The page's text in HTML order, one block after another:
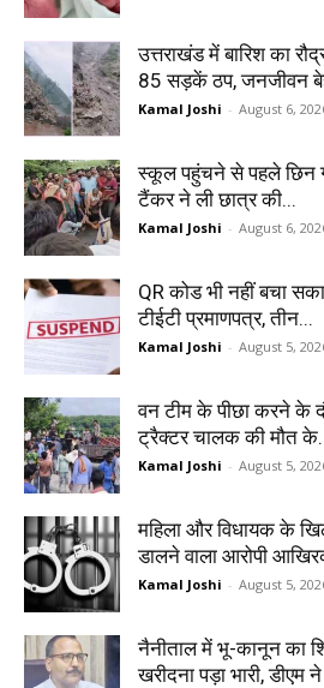
उत्तराखंड में बारिश का
85 सड़कें ठप, जनजीवन
Kamal Joshi - August 6,
स्कूल पहुंचने से पहले छिन
टैंकर ने ली छात्र की...
Kamal Joshi - August 6,
QR कोड भी नहीं बचा
टीईटी प्रमाणपत्र, तीन...
Kamal Joshi - August 5,
वन टीम के पीछा करने के
ट्रैक्टर चालक की मौत
Kamal Joshi - August 5,
महिला और विधायक के
डालने वाला आरोपी
Kamal Joshi - August 5,
नैनीताल में भू-कानून का
खरीदना पड़ा भारी, डीएम